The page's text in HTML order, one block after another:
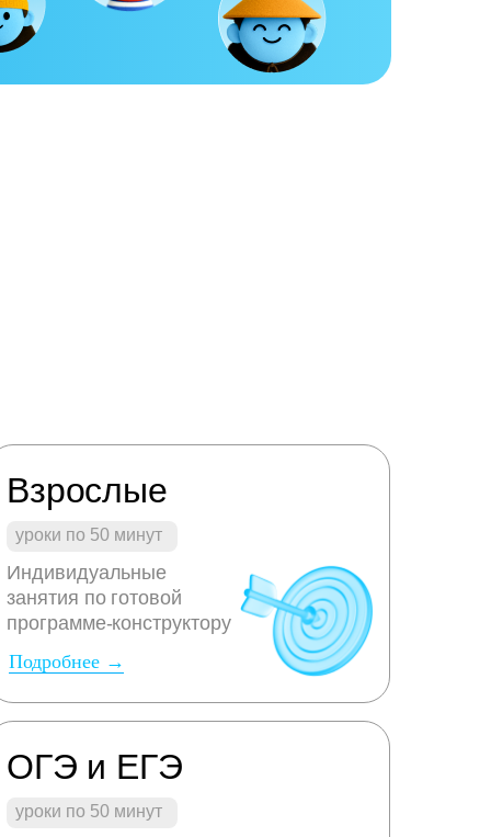
ОГЭ и ЕГЭ
уроки по 50 минут
Подробнее →
Индивидуальные
занятия по готовой
программе-конструктору
уроки по 50 минут
Взрослые